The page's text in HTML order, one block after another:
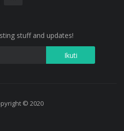
stuff and updates!
© 2020